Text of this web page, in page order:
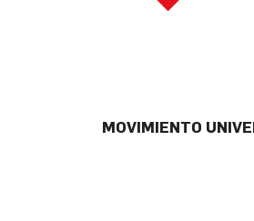
MOVIMIENTO